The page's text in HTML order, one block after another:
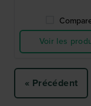
Voir les
« Précédent